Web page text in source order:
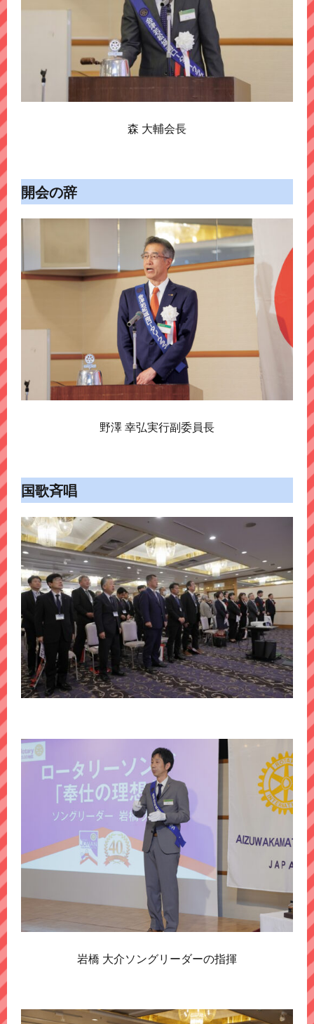
森 大輔会長
開会の辞
野澤 幸弘実行副委員長
国歌斉唱
岩橋 大介ソングリーダーの指揮